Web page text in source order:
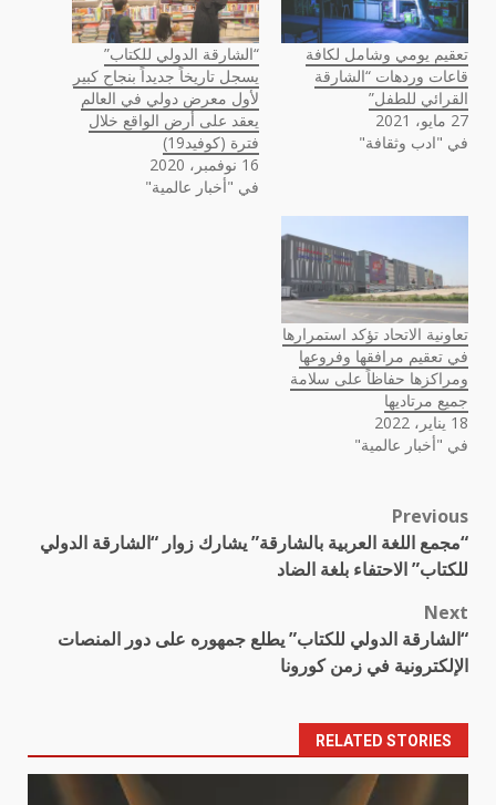
تعقيم يومي وشامل لكافة
قاعات وردهات “الشارقة
القرائي للطفل”
27 مايو، 2021
في "ادب وثقافة"
“الشارقة الدولي للكتاب”
يسجل تاريخاً جديداً بنجاح كبير
لأول معرض دولي في العالم
يعقد على أرض الواقع خلال
فترة (كوفيد19)
16 نوفمبر، 2020
في "أخبار عالمية"
تعاونية الاتحاد تؤكد استمرارها
في تعقيم مرافقها وفروعها
ومراكزها حفاظاً على سلامة
جميع مرتاديها
18 يناير، 2022
في "أخبار عالمية"
Post
navigation
Previous
“مجمع اللغة العربية بالشارقة” يشارك زوار “الشارقة الدولي
للكتاب” الاحتفاء بلغة الضاد
Next
“الشارقة الدولي للكتاب” يطلع جمهوره على دور المنصات
الإلكترونية في زمن كورونا
RELATED STORIES